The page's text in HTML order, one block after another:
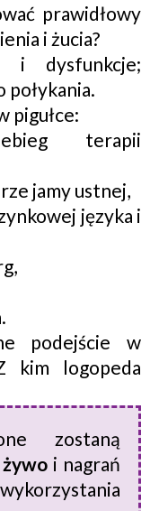
prawidłowy
i żucia?
i dysfunkcje;
połykania.
pigułce:
terapii
jamy ustnej,
języka i
podejście w
kim logopeda
zostaną
i nagrań